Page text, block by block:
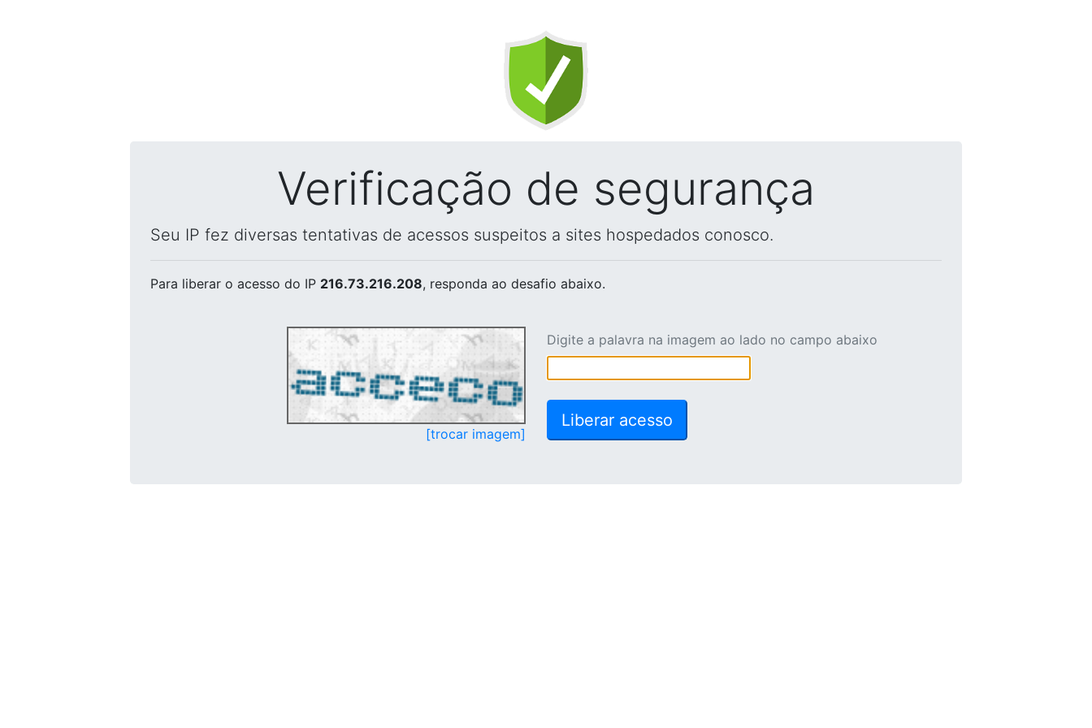
Verificação de segurança
Seu IP fez diversas tentativas de acessos suspeitos a sites hospedados conosco.
Para liberar o acesso do IP 216.73.216.208, responda ao desafio abaixo.
[trocar imagem]
Digite a palavra na imagem ao lado no campo abaixo